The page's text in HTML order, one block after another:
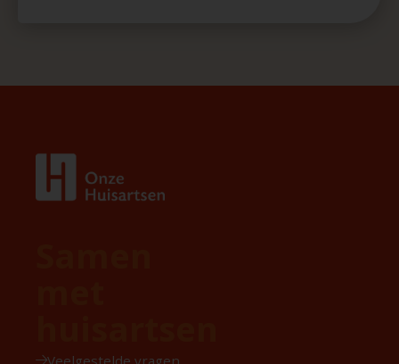
Veelgestelde vragen